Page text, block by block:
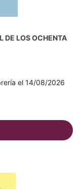
DE LOS OCHENTA
el 14/08/2026